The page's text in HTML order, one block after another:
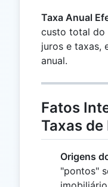
Taxa Anual
custo total do
juros e taxas,
anual.
Fatos
Taxas
Origens
"pontos"